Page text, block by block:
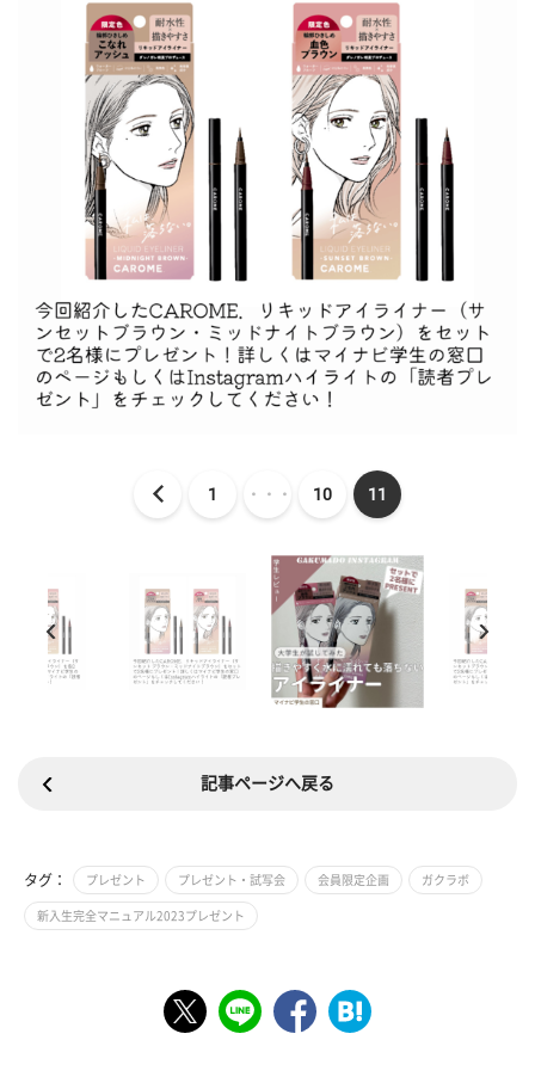
1 ・・・ 10 11
記事ページへ戻る
タグ： プレゼント プレゼント・試写会 会員限定企画 ガクラボ
新入生完全マニュアル2023プレゼント